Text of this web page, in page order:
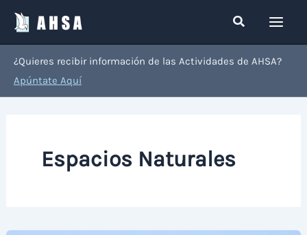
contenido
Buscar
¿Quieres recibir información de las Actividades de AHSA?
Apúntate Aquí
Espacios Naturales